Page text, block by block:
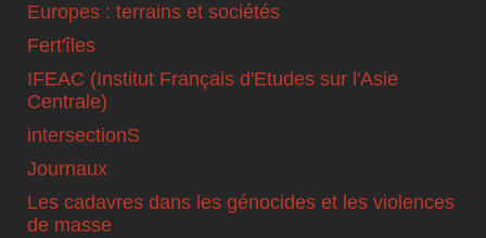
Europes : terrains et sociétés
Fert'îles
IFEAC (Institut Français d'Etudes sur l'Asie
Centrale)
intersectionS
Journaux
Les cadavres dans les génocides et les violences
de masse